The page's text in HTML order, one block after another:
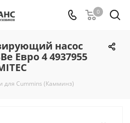
0
насос
Евро 4 4937955
для Cummins (Камминз)